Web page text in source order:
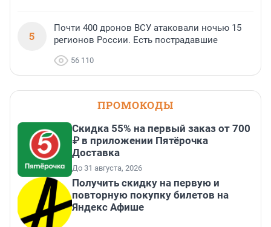
5
Почти 400 дронов ВСУ атаковали ночью 15
регионов России. Есть пострадавшие
56 110
ПРОМОКОДЫ
Скидка 55% на первый заказ от 700
₽ в приложении Пятёрочка
Доставка
До 31 августа, 2026
Получить скидку на первую и
повторную покупку билетов на
Яндекс Афише